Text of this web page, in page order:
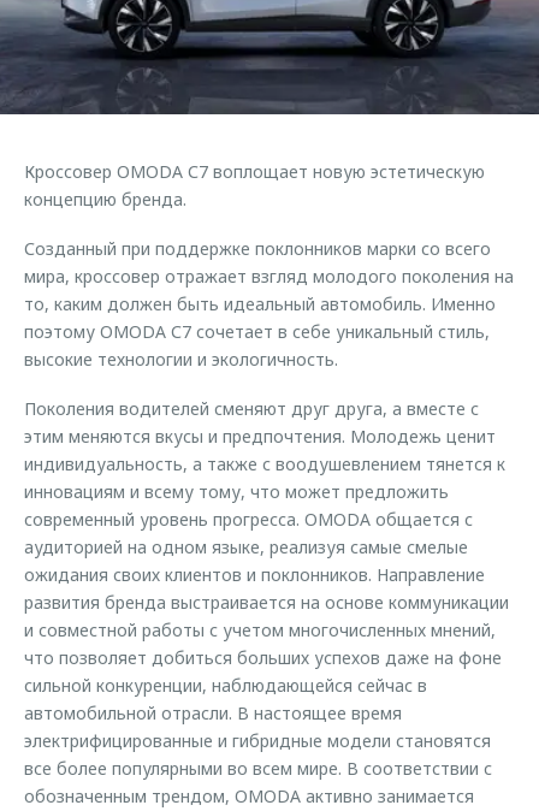
Страхование
Кредитный калькулятор
Аксессуары
Оригинальные аксессуары
Трейд-ин
Калькулятор трейд-ин
Клиентская поддержка
O&J Автоклуб
Клуб владельцев OMODA
Аксессуары
Одежда и сувениры
Оригинальные аксессуары
Запчасти
Обратная связь
Кроссовер OMODA С7 воплощает новую эстетическую
концепцию бренда.
Созданный при поддержке поклонников марки со всего
мира, кроссовер отражает взгляд молодого поколения на
то, каким должен быть идеальный автомобиль. Именно
поэтому OMODA С7 сочетает в себе уникальный стиль,
высокие технологии и экологичность.
Поколения водителей сменяют друг друга, а вместе с
этим меняются вкусы и предпочтения. Молодежь ценит
индивидуальность, а также с воодушевлением тянется к
инновациям и всему тому, что может предложить
современный уровень прогресса. OMODA общается с
аудиторией на одном языке, реализуя самые смелые
ожидания своих клиентов и поклонников. Направление
развития бренда выстраивается на основе коммуникации
и совместной работы с учетом многочисленных мнений,
что позволяет добиться больших успехов даже на фоне
сильной конкуренции, наблюдающейся сейчас в
автомобильной отрасли. В настоящее время
электрифицированные и гибридные модели становятся
все более популярными во всем мире. В соответствии с
обозначенным трендом, OMODA активно занимается